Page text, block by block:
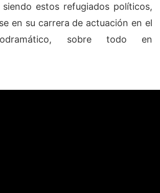
estos refugiados políticos,
en su carrera de actuación en el
sobre todo en